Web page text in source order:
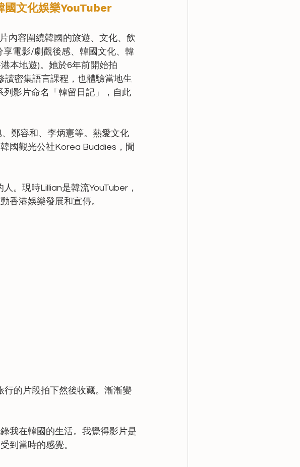
文化娛樂YouTuber
內容圍繞韓國的旅遊、文化、飲
電影/劇觀後感、韓國文化、韓
本地遊)。她於6年前開始拍
讀密集語言課程，也體驗當地生
影片命名「韓留日記」，自此
鄭容和、李炳憲等。熱愛文化
國觀光公社Korea Buddies，閒
。現時Lillian是韓流YouTuber，
香港娛樂發展和宣傳。
行的片段拍下然後收藏。漸漸變
我在韓國的生活。我覺得影片是
到當時的感覺。